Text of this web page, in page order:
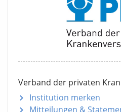
Verband der privaten
Institution merken
Mitteilungen &